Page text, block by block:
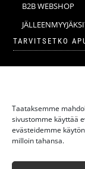
Taataksemme
sivustomme käyttää
evästeidemme
milloin tahansa.
B2B WEBSHOP
TARVITSETKO
VERKKOKAUPAN
MERINOVILLAN
KOKOTAULUKKO
VASTUULLISUUS
UUSIMMAT